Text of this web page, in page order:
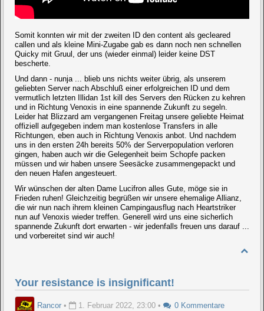
Somit konnten wir mit der zweiten ID den content als gecleared
callen und als kleine Mini-Zugabe gab es dann noch nen schnellen
Quicky mit Gruul, der uns (wieder einmal) leider keine DST
bescherte.
Und dann - nunja ... blieb uns nichts weiter übrig, als unserem
geliebten Server nach Abschluß einer erfolgreichen ID und dem
vermutlich letzten Illidan 1st kill des Servers den Rücken zu kehren
und in Richtung Venoxis in eine spannende Zukunft zu segeln.
Leider hat Blizzard am vergangenen Freitag unsere geliebte Heimat
offiziell aufgegeben indem man kostenlose Transfers in alle
Richtungen, eben auch in Richtung Venoxis anbot. Und nachdem
uns in den ersten 24h bereits 50% der Serverpopulation verloren
gingen, haben auch wir die Gelegenheit beim Schopfe packen
müssen und wir haben unsere Seesäcke zusammengepackt und
den neuen Hafen angesteuert.
Wir wünschen der alten Dame Lucifron alles Gute, möge sie in
Frieden ruhen! Gleichzeitig begrüßen wir unsere ehemalige Allianz,
die wir nun nach ihrem kleinen Campingausflug nach Heartstriker
nun auf Venoxis wieder treffen. Generell wird uns eine sicherlich
spannende Zukunft dort erwarten - wir jedenfalls freuen uns darauf ...
und vorbereitet sind wir auch!
Your resistance is insignificant!
Rancor • 1. Februar 2022, 23:00 • 0 Kommentare